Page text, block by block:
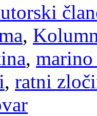
,
, marino
, ratni